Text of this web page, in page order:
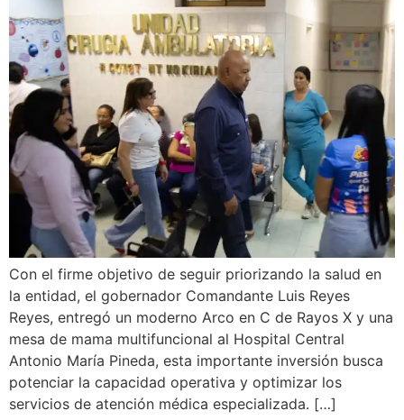
Con el firme objetivo de seguir priorizando la salud en
la entidad, el gobernador Comandante Luis Reyes
Reyes, entregó un moderno Arco en C de Rayos X y una
mesa de mama multifuncional al Hospital Central
Antonio María Pineda, esta importante inversión busca
potenciar la capacidad operativa y optimizar los
servicios de atención médica especializada. […]